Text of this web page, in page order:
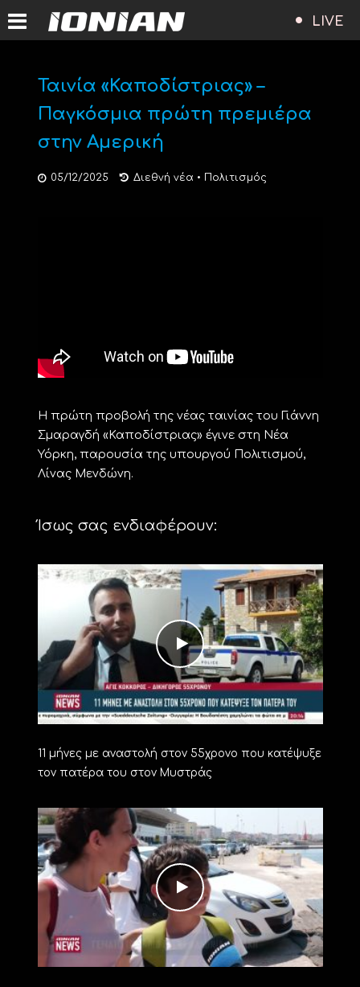
LIVE
Ταινία «Καποδίστριας» –
Παγκόσμια πρώτη πρεμιέρα
στην Αμερική
05/12/2025 Διεθνή νέα • Πολιτισμός
Η πρώτη προβολή της νέας ταινίας του Γιάννη
Σμαραγδή «Καποδίστριας» έγινε στη Νέα
Υόρκη, παρουσία της υπουργού Πολιτισμού,
Λίνας Μενδώνη.
Ίσως σας ενδιαφέρουν:
11 μήνες με αναστολή στον 55χρονο που κατέψυξε
τον πατέρα του στον Μυστράς